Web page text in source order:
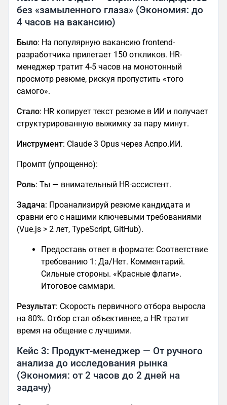
без «замыленного глаза» (Экономия: до
4 часов на вакансию)
Было: На популярную вакансию frontend-
разработчика прилетает 150 откликов. HR-
менеджер тратит 4-5 часов на монотонный
просмотр резюме, рискуя пропустить «того
самого».
Стало: HR копирует текст резюме в ИИ и получает
структурированную выжимку за пару минут.
Инструмент: Claude 3 Opus через Аспро.ИИ.
Промпт (упрощенно):
Роль: Ты — внимательный HR-ассистент.
Задача: Проанализируй резюме кандидата и
сравни его с нашими ключевыми требованиями
(Vue.js > 2 лет, TypeScript, GitHub).
Предоставь ответ в формате: Соответствие
требованию 1: Да/Нет. Комментарий.
Сильные стороны. «Красные флаги».
Итоговое саммари.
Результат: Скорость первичного отбора выросла
на 80%. Отбор стал объективнее, а HR тратит
время на общение с лучшими.
Кейс 3: Продукт-менеджер — От ручного
анализа до исследования рынка
(Экономия: от 2 часов до 2 дней на
задачу)